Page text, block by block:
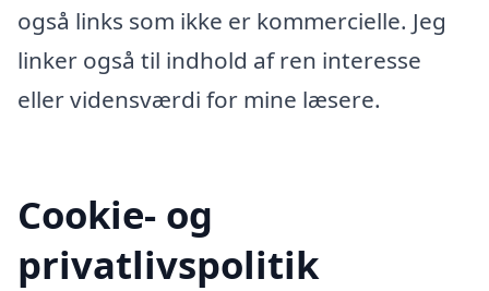
også links som ikke er kommercielle. Jeg
linker også til indhold af ren interesse
eller vidensværdi for mine læsere.
Cookie- og
privatlivspolitik